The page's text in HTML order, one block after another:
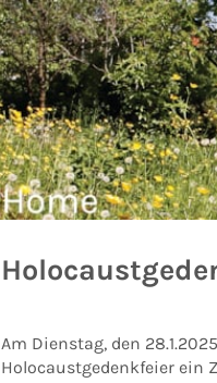
Am Dienstag, den
Holocaustgedenkfeier ein